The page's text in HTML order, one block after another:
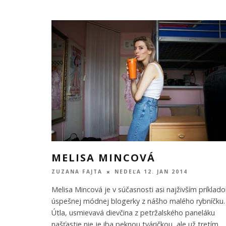
MELISA MINCOVÁ
ZUZANA FAJTA NEDEĽA 12. JAN 2014
Melisa Mincová je v súčasnosti asi najživším
úspešnej módnej blogerky z nášho malého rybníčku.
Útla, usmievavá dievčina z petržalského paneláku
našťastie nie je iba peknou tváričkou, ale už tretím